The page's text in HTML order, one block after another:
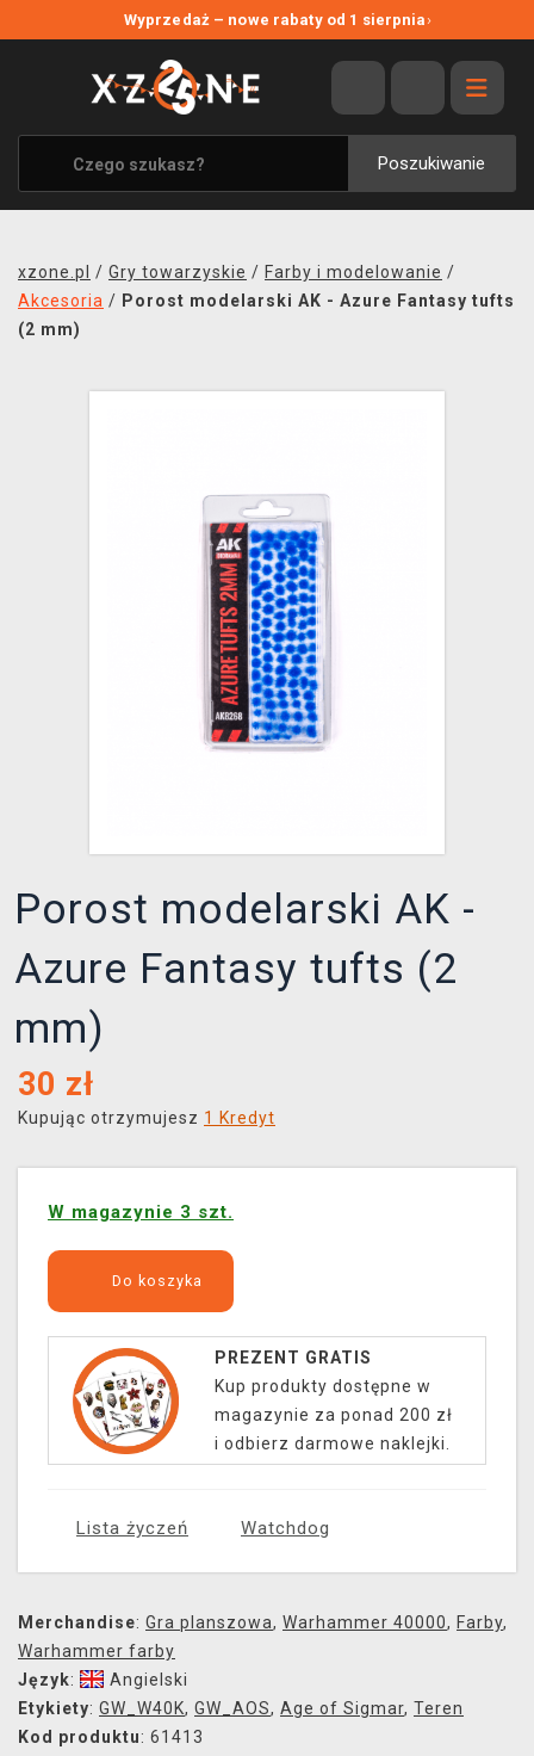
Wyprzedaż – nowe rabaty od 1 sierpnia›
Poszukiwanie
WYPRZEDAŻ
WSZYSTKIE MARKI
XZONE ORIGINALS
UBRANIA I AKCESORIA
SOUNDTRACKI
xzone.pl / Gry towarzyskie / Farby i modelowanie /
Akcesoria / Porost modelarski AK - Azure Fantasy tufts
(2 mm)
Porost modelarski AK -
Azure Fantasy tufts (2
mm)
30 zł
Kupując otrzymujesz 1 Kredyt
W magazynie 3 szt.
Do koszyka
PREZENT GRATIS
Kup produkty dostępne w
magazynie za ponad 200 zł
i odbierz darmowe naklejki.
Lista życzeń Watchdog
Merchandise: Gra planszowa, Warhammer 40000, Farby,
Warhammer farby
Język:
Angielski
Etykiety: GW_W40K, GW_AOS, Age of Sigmar, Teren
Kod produktu: 61413